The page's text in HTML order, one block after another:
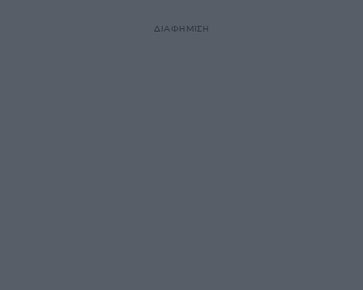
ΔΙΑΦΗΜΙΣΗ